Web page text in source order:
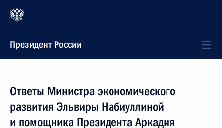
Президент России
Ответы Министра экономического
развития Эльвиры Набиуллиной
и помощника Президента Аркадия